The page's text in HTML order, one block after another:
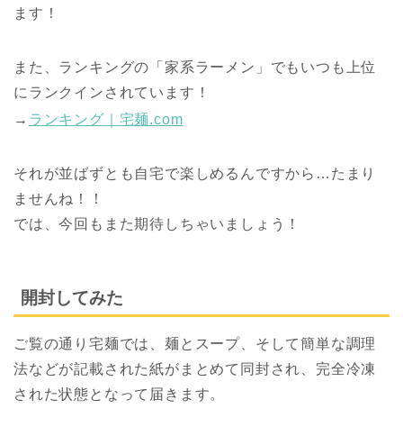
ます！
また、ランキングの「家系ラーメン」でもいつも上位
にランクインされています！
→ ランキング｜宅麺.com
それが並ばずとも自宅で楽しめるんですから…たまり
ませんね！！
では、今回もまた期待しちゃいましょう！
開封してみた
ご覧の通り宅麺では、麺とスープ、そして簡単な調理
法などが記載された紙がまとめて同封され、完全冷凍
された状態となって届きます。